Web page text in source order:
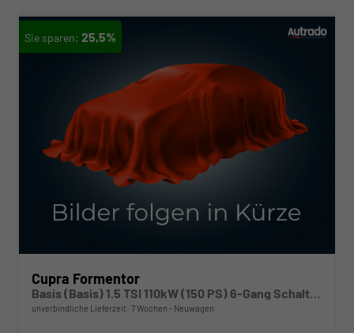
25,5%
Cupra Formentor
Basis (Basis) 1.5 TSI 110kW (150 PS) 6-Gang Schaltgetriebe
unverbindliche Lieferzeit: 7 Wochen Neuwagen